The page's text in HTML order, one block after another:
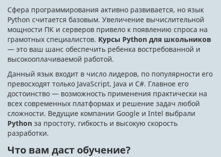
Сфера программирования активно развивается, но язык
Python считается базовым. Увеличение вычислительной
мощности ПК и серверов привело к появлению спроса на
грамотных специалистов. Курсы Python для школьников
— это ваш шанс обеспечить ребенка востребованной и
высокооплачиваемой работой.
Данный язык входит в число лидеров, по популярности его
превосходят только JavaScript, Java и C#. Главное его
достоинство — возможность применения практически на
всех современных платформах и решение задач любой
сложности. Ведущие компании Google и Intel выбрали
Python за простоту, гибкость и высокую скорость
разработки.
Что вам даст обучение?